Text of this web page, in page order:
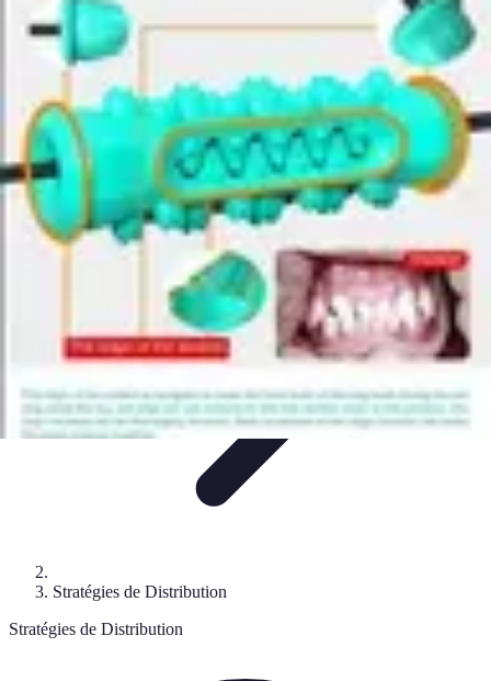
Sport Distribution
Stratégies de distributionLogistique et Chaîne
d'Approvisionnement
Stratégies de
Sport Distribution
Stratégies de Distribution
Stratégies de Distribution